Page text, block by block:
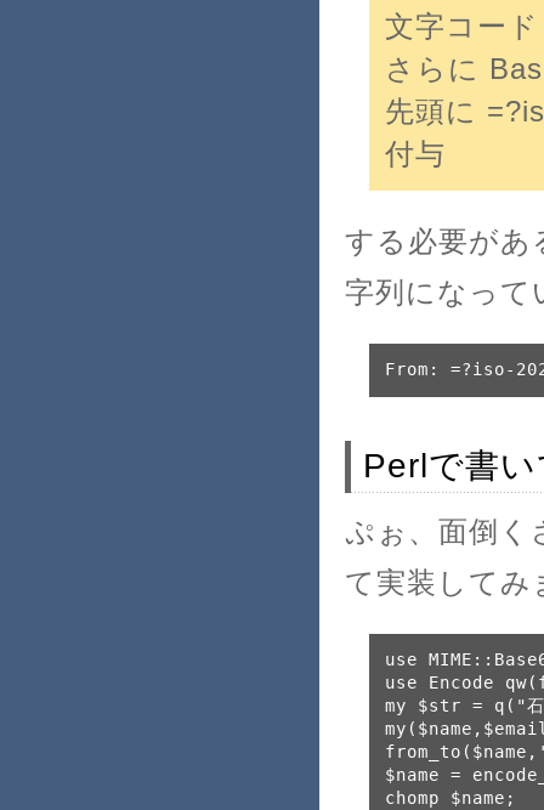
文字コー
さらに
先頭に
付与
する必要があ
字列になって
From: =?iso-
Perlで書
ぷぉ、面倒く
て実装してみ
use
use Encode
my $str = q("石
$name =
chomp $name;